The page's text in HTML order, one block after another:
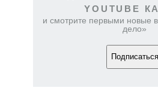
YOUTUBE
и смотрите первыми новые
дело»
Подписаться